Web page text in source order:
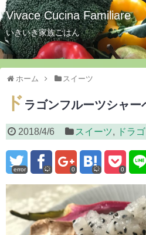
Vivace Cucina Familiare
いきいき家族ごはん
ホーム スイーツ
ド ラゴンフルーツシャー
2018/4/6 スイーツ, ドラ
error 0 0